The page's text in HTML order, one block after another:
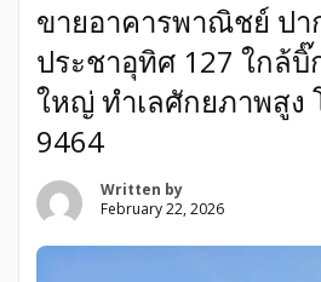
ขายอาคารพาณิชย์ ปา
ประชาอุทิศ 127 ใกล้
ใหญ่ ทำเลศักยภาพสูง
9464
Written by
February 22, 2026